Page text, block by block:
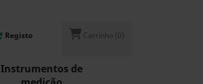
Registo Carrinho (0)
Instrumentos de